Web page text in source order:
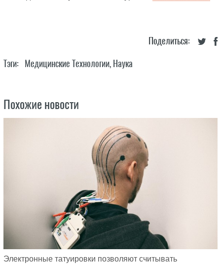
Поделиться:
Тэги: Медицинские Технологии, Наука
Похожие новости
Электронные татуировки позволяют считывать